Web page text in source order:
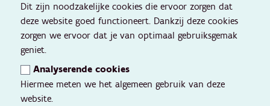
Dit zijn noodzakelijke cookies die ervoor zorgen dat
deze website goed functioneert. Dankzij deze cookies
zorgen we ervoor dat je van optimaal gebruiksgemak
geniet.
Analyserende cookies
Hiermee meten we het algemeen gebruik van deze
website.